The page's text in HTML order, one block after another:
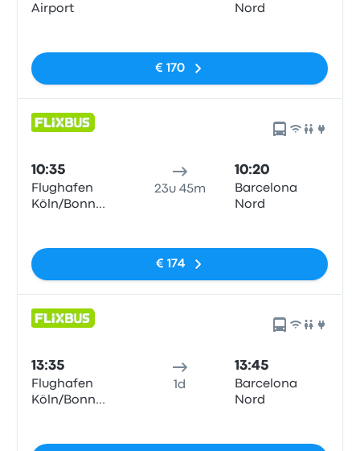
Airport
Nord
€ 170
10:35
Flughafen
Köln/Bonn
23u 45m
10:20
Barcelona
Nord
€ 174
13:35
Flughafen
Köln/Bonn
1d
13:45
Barcelona
Nord